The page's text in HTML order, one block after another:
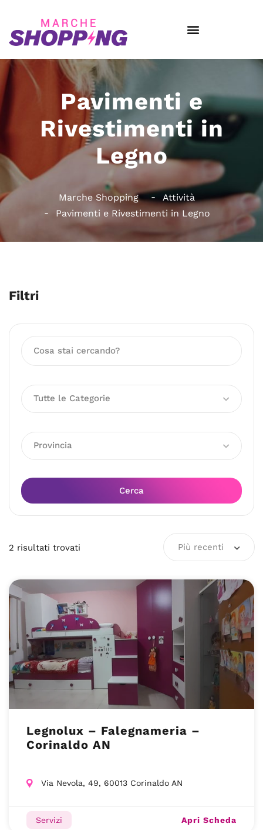
Pavimenti e
Rivestimenti in
Legno
Marche Shopping
Attività
Pavimenti e Rivestimenti in Legno
Filtri
Tutte le Categorie
Provincia
Cerca
2 risultati trovati Più recenti
Legnolux – Falegnameria –
Corinaldo AN
Via Nevola, 49, 60013 Corinaldo AN
Servizi Apri Scheda